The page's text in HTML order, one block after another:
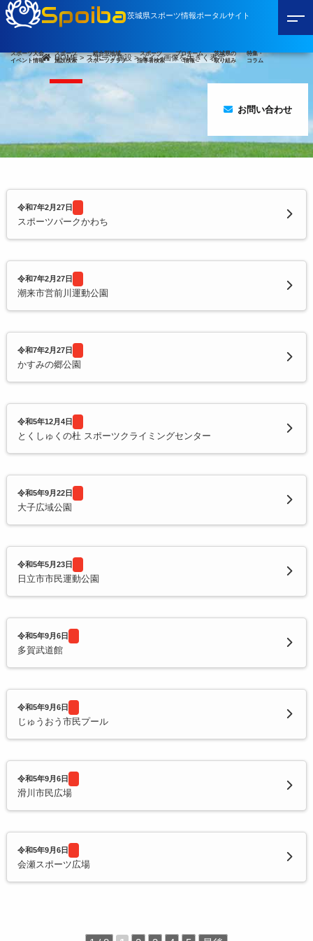
Spoiba茨城県スポーツ情報ポータルサイト
スポーツ大会
イベント情報
スポーツ
施設検索
総合型地域
スポーツクラブ
スポーツ
指導者検索
プロチーム
情報
茨城県の
取り組み
特集・
コラム
お問い合わせ
HOME>スポーツ施設>メイン画像を大きく表示
令和7年2月27日
スポーツパークかわち
令和7年2月27日
潮来市営前川運動公園
令和7年2月27日
かすみの郷公園
令和5年12月4日
とくしゅくの杜 スポーツクライミングセンター
令和5年9月22日
大子広域公園
令和5年5月23日
日立市市民運動公園
令和5年9月6日
多賀武道館
令和5年9月6日
じゅうおう市民プール
令和5年9月6日
滑川市民広場
令和5年9月6日
会瀬スポーツ広場